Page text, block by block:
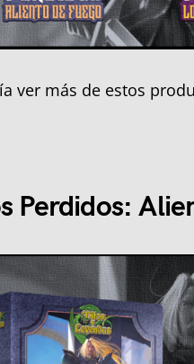
ver más de estos
Perdidos: